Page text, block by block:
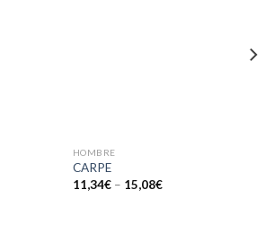
HOMBRE
CARPE
11,34€– 15,08€